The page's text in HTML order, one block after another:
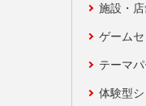
施設・
ゲーム
テーマ
体験型